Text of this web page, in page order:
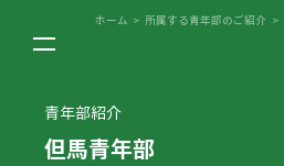
ホーム > 所属する青年部のご紹介 >
青年部紹介
但馬青年部